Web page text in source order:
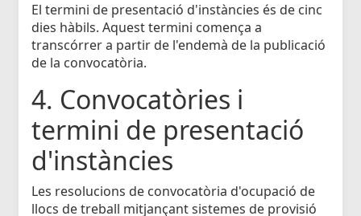
El termini de presentació d'instàncies és de cinc
dies hàbils. Aquest termini comença a
transcórrer a partir de l'endemà de la publicació
de la convocatòria.
4. Convocatòries i
termini de presentació
d'instàncies
Les resolucions de convocatòria d'ocupació de
llocs de treball mitjançant sistemes de provisió